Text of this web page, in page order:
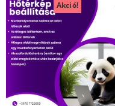
Akció!